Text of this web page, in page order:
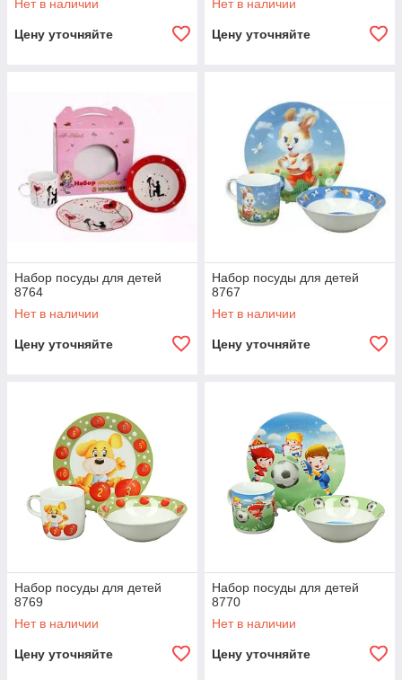
Нет в наличии
Цену уточняйте
Нет в наличии
Цену уточняйте
Набор посуды для детей
8764
Нет в наличии
Цену уточняйте
Набор посуды для детей
8767
Нет в наличии
Цену уточняйте
Набор посуды для детей
8769
Нет в наличии
Цену уточняйте
Набор посуды для детей
8770
Нет в наличии
Цену уточняйте